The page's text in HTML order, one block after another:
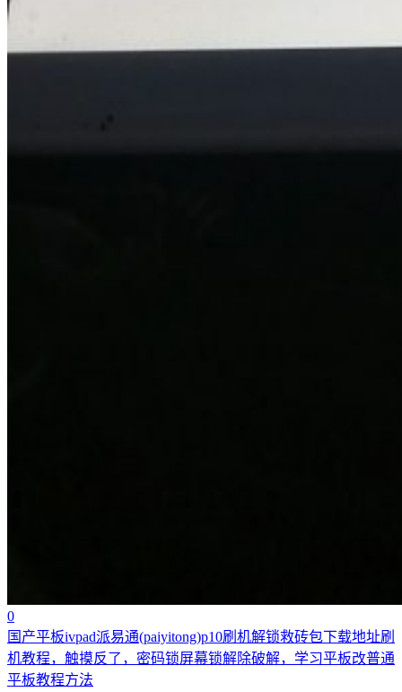
0
国产平板ivpad派易通(paiyitong)p10刷机解锁救砖包下载地址刷
机教程，触摸反了，密码锁屏幕锁解除破解，学习平板改普通
平板教程方法